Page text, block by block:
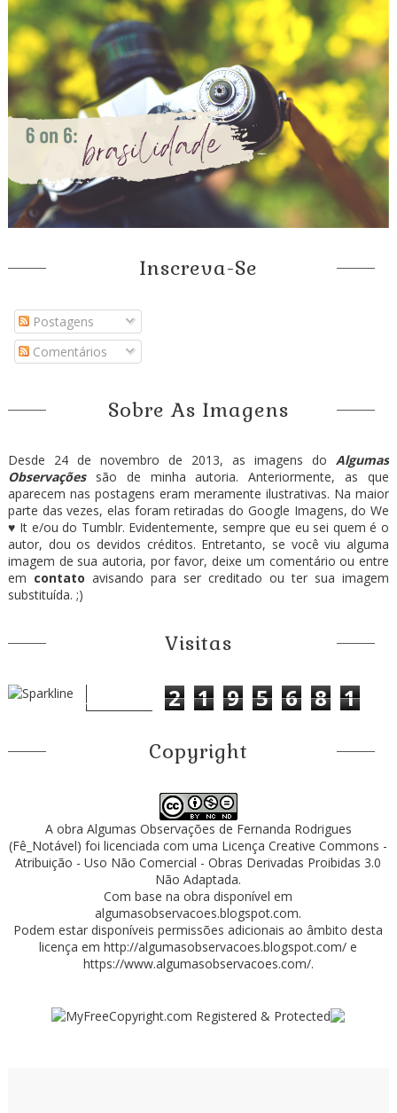
Inscreva-Se
Postagens
Comentários
Sobre As Imagens
Desde 24 de novembro de 2013, as imagens doAlgumas
Observaçõessão de minha autoria. Anteriormente, as que
aparecem nas postagens eram meramente ilustrativas. Na maior
parte das vezes, elas foram retiradas do Google Imagens, do We
♥ It e/ou do Tumblr. Evidentemente, sempre que eu sei quem é o
autor, dou os devidos créditos. Entretanto, se você viu alguma
imagem de sua autoria, por favor, deixe um comentário ou entre
em contato avisando para ser creditado ou ter sua imagem
substituída. ;)
Visitas
2 1 9 5 6 8 1
Copyright
A obra Algumas Observações de Fernanda Rodrigues
(Fê_Notável) foi licenciada com uma LicençaCreative Commons -
Atribuição - Uso Não Comercial - Obras Derivadas Proibidas 3.0
Não Adaptada.
Com base na obra disponível em
algumasobservacoes.blogspot.com.
Podem estar disponíveis permissões adicionais ao âmbito desta
licença emhttp://algumasobservacoes.blogspot.com/ e
https://www.algumasobservacoes.com/.